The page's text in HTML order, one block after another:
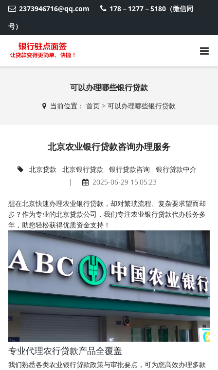
2373946716@qq.com
178－1277－5180（微信同
号）
可以办理哪些银行贷款
当前位置： 首页> 可以办理哪些银行贷款
北京农业银行贷款咨询办理服务
北京贷款 北京银行贷款 银行贷款咨询
银行贷款中介
|
2025-06-29 15:05:23
想在北京快速办理农业银行贷款，却对繁琐流程、复杂要求望而却
步？作为专业的北京贷款公司 ，我们专注农业银行贷款代办服务多
年，助您轻松获得优质资金支持！
专业代理农行贷款产品全覆盖
我们熟悉各类农业银行贷款政策与审批要点，可为您高效办理多款